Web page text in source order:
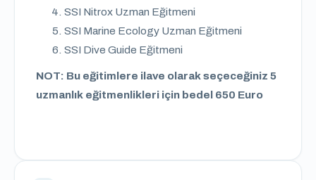
SSI Nitrox Uzman Eğitmeni
SSI Marine Ecology Uzman Eğitmeni
SSI Dive Guide Eğitmeni
NOT: Bu eğitimlere ilave olarak seçeceğiniz 5
uzmanlık eğitmenlikleri için bedel 650 Euro